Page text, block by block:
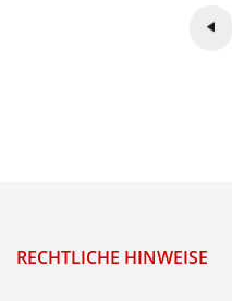
RECHTLICHE HINWEISE